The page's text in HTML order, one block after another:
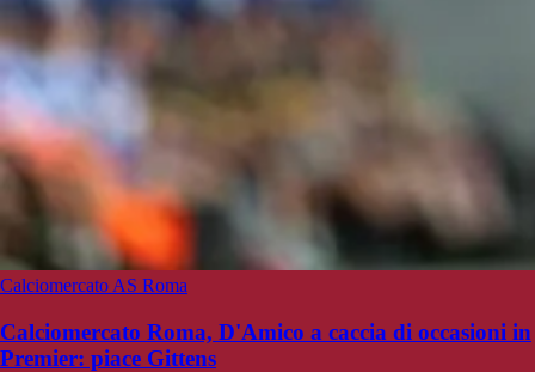
Calciomercato AS Roma
Calciomercato Roma, D'Amico a caccia di occasioni in
Premier: piace Gittens